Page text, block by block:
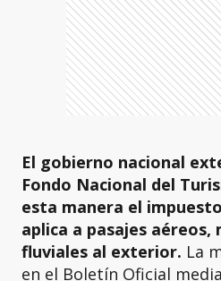
El gobierno nacional
Fondo Nacional del
esta manera el
aplica a pasajes
fluviales al exterior. La
en el Boletín Oficial